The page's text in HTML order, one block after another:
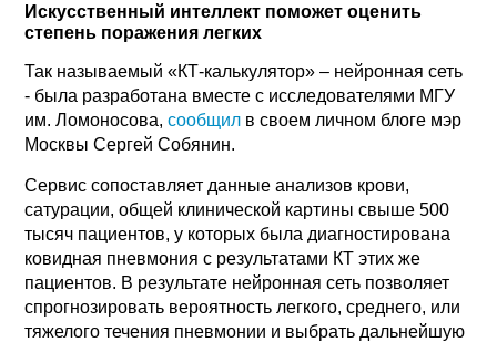
Искусственный интеллект поможет оценить
степень поражения легких
Так называемый «КТ-калькулятор» – нейронная сеть
- была разработана вместе с исследователями МГУ
им. Ломоносова,сообщил в своем личном блоге мэр
Москвы Сергей Собянин.
Сервис сопоставляет данные анализов крови,
сатурации, общей клинической картины свыше 500
тысяч пациентов, у которых была диагностирована
ковидная пневмония с результатами КТ этих же
пациентов. В результате нейронная сеть позволяет
спрогнозировать вероятность легкого, среднего, или
тяжелого течения пневмонии и выбрать дальнейшую